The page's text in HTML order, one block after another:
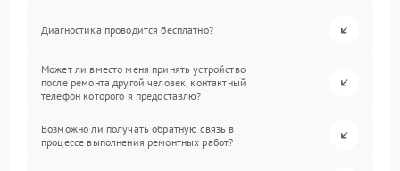
Диагностика проводится бесплатно?
Может ли вместо меня принять устройство
после ремонта другой человек, контактный
телефон которого я предоставлю?
Возможно ли получать обратную связь в
процессе выполнения ремонтных работ?